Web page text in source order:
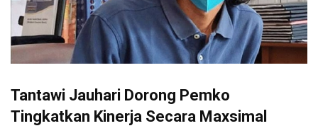
Tantawi Jauhari Dorong Pemko
Tingkatkan Kinerja Secara Maxsimal